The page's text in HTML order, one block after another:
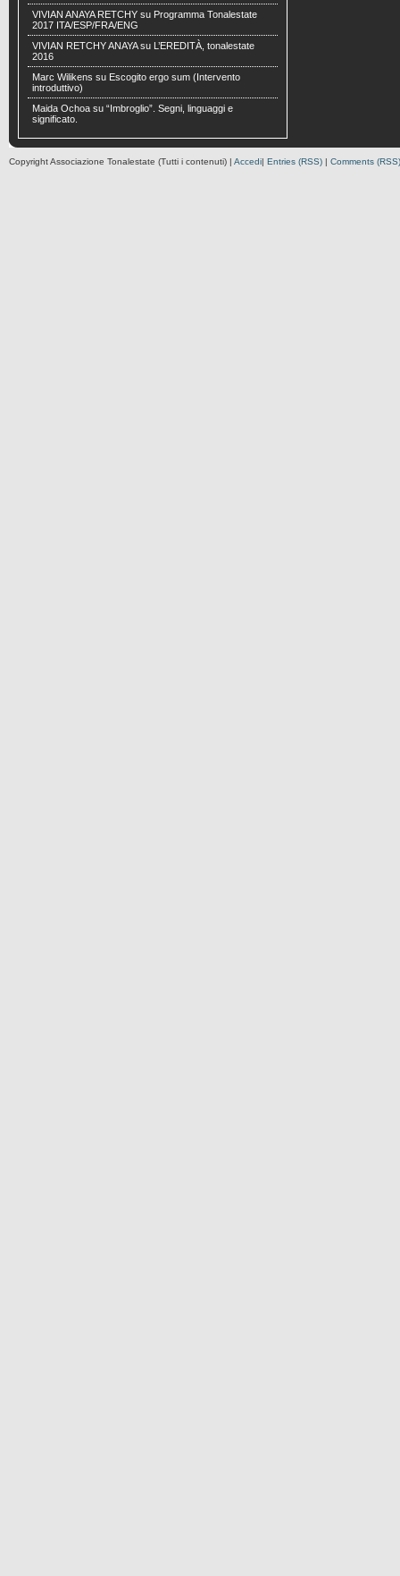
VIVIAN ANAYA RETCHY su Programma Tonalestate
2017 ITA/ESP/FRA/ENG
VIVIAN RETCHY ANAYAsu L’EREDITÀ, tonalestate
2016
Marc Wilikens su Escogito ergo sum (Intervento
introduttivo)
Maida Ochoa su “Imbroglio”. Segni, linguaggi e
significato.
Copyright Associazione Tonalestate (Tutti i contenuti) | Accedi| Entries (RSS) | Comments (RSS)